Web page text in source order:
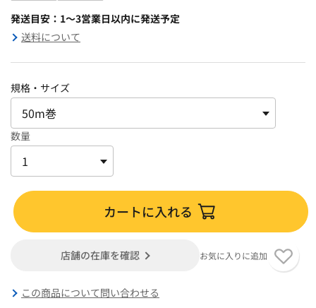
発送目安：1～3営業日以内に発送予定
送料について
規格・サイズ
数量
カートに入れる
店舗の在庫を確認 お気に入りに追加
この商品について問い合わせる